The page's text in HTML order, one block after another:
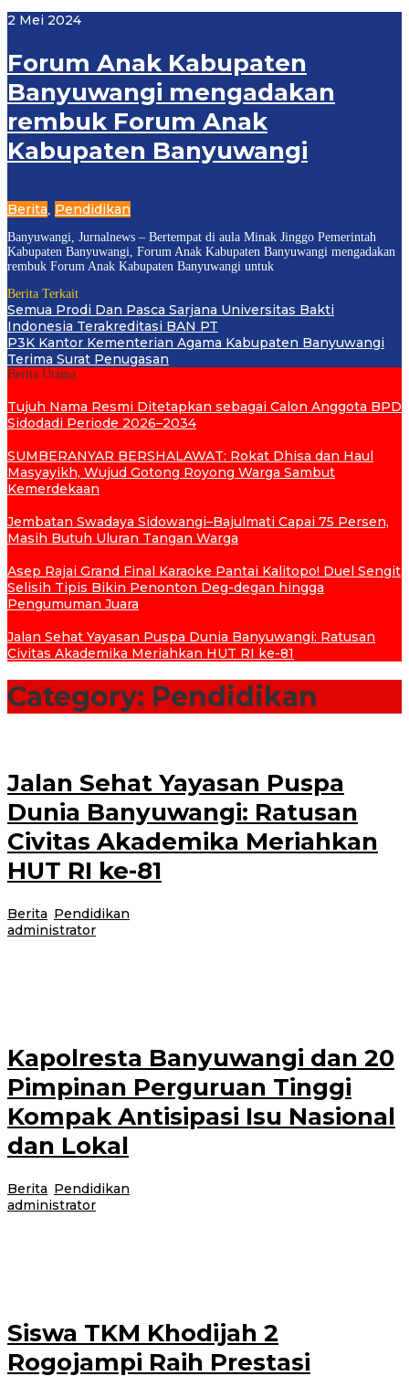
2 Mei 2024
Forum Anak Kabupaten
Banyuwangi mengadakan
rembuk Forum Anak
Kabupaten Banyuwangi
Berita, Pendidikan
Banyuwangi, Jurnalnews – Bertempat di aula Minak Jinggo Pemerintah
Kabupaten Banyuwangi, Forum Anak Kabupaten Banyuwangi mengadakan
rembuk Forum Anak Kabupaten Banyuwangi untuk
Berita Terkait
Semua Prodi Dan Pasca Sarjana Universitas Bakti
Indonesia Terakreditasi BAN PT
P3K Kantor Kementerian Agama Kabupaten Banyuwangi
Terima Surat Penugasan
Berita Utama
Tujuh Nama Resmi Ditetapkan sebagai Calon Anggota BPD
Sidodadi Periode 2026–2034
SUMBERANYAR BERSHALAWAT: Rokat Dhisa dan Haul
Masyayikh, Wujud Gotong Royong Warga Sambut
Kemerdekaan
Jembatan Swadaya Sidowangi–Bajulmati Capai 75 Persen,
Masih Butuh Uluran Tangan Warga
Asep Rajai Grand Final Karaoke Pantai Kalitopo! Duel Sengit
Selisih Tipis Bikin Penonton Deg-degan hingga
Pengumuman Juara
Jalan Sehat Yayasan Puspa Dunia Banyuwangi: Ratusan
Civitas Akademika Meriahkan HUT RI ke-81
Category: Pendidikan
Jalan Sehat Yayasan Puspa
Dunia Banyuwangi: Ratusan
Civitas Akademika Meriahkan
HUT RI ke-81
Berita Pendidikan
administrator
Kapolresta Banyuwangi dan 20
Pimpinan Perguruan Tinggi
Kompak Antisipasi Isu Nasional
dan Lokal
Berita Pendidikan
administrator
Siswa TKM Khodijah 2
Rogojampi Raih Prestasi